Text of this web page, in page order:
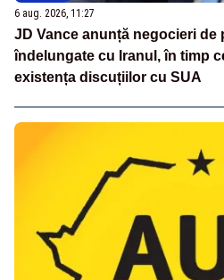
6 aug. 2026, 11:27
JD Vance anunță negocieri de
îndelungate cu Iranul, în timp
existența discuțiilor cu SUA